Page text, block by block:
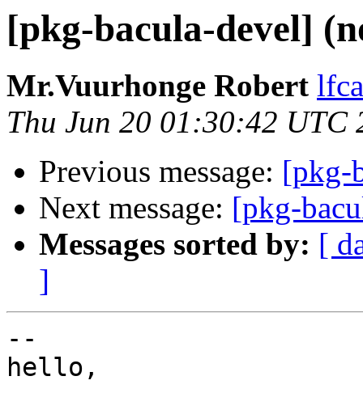
[pkg-bacula-devel]
Mr.Vuurhonge Robert
Thu Jun 20 01:30:42 UTC
Previous message: [pkg-
Next message: [pkg-
Messages sorted by: [
]
--
hello,